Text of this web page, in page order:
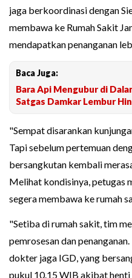
jaga berkoordinasi dengan
membawa ke Rumah Sakit
mendapatkan penanganan
Baca Juga:
Bara Api Mengubur di
Satgas Damkar Lembur
"Sempat disarankan
Tapi sebelum pertemuan
bersangkutan kembali
Melihat kondisinya, petugas
segera membawa ke rumah
"Setiba di rumah sakit, tim
pemrosesan dan
dokter jaga IGD, yang
pukul 10.15 WIB akibat